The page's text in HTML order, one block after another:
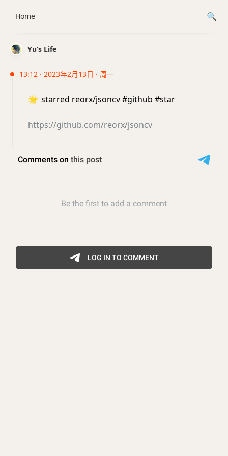
Yu’s Life
13:12 · 2023年2月13日 · 周一
🌟 starred reorx/jsoncv #github #star
https://github.com/reorx/jsoncv
Home